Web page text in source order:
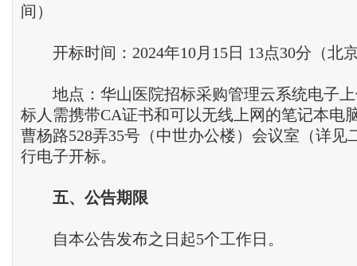
间）
开标时间：2024年10月15日 13点30分（北
地点：华山医院招标采购管理云系统电子上
标人需携带CA证书和可以无线上网的笔记本电
曹杨路528弄35号（中世办公楼）会议室（详见
行电子开标。
五、 公告期限
自本公告发布之日起5个工作日。